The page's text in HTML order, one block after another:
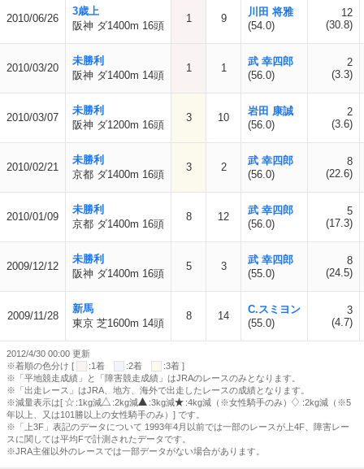
2010/06/26
3歳上
阪神 ダ1400m 16頭
1 9
川田 将雅
(54.0)
12
(30.8)
2010/03/20
未勝利
阪神 ダ1400m 14頭
1 1
武 幸四郎
(56.0)
2
(3.3)
2010/03/07
未勝利
阪神 ダ1200m 16頭
3 10
岩田 康誠
(56.0)
2
(3.6)
2010/02/21
未勝利
京都 ダ1400m 16頭
3 2
武 幸四郎
(56.0)
8
(22.6)
2010/01/09
未勝利
京都 ダ1400m 16頭
8 12
武 幸四郎
(56.0)
5
(17.3)
2009/12/12
未勝利
阪神 ダ1400m 16頭
5 3
武 幸四郎
(55.0)
8
(24.5)
2009/11/28
新馬
東京 芝1600m 14頭
8 14
C.スミヨン
(55.0)
3
(4.7)
2012/4/30 00:00 更新
※着順の色分け [
:1着 :2着
:3着 ]
※「平地競走成績」と「障害競走成績」はJRAのレースのみとなります。
※「出走レース」はJRA、地方、海外で出走したレースの成績となります。
※減量表示は[
:1kg減 :2kg減 :3kg減 :4kg減（※女性騎手のみ）
:2kg減（※5
年以上、又は101勝以上の女性騎手のみ）] です。
※「上3F」表記のデータについて 1993年4月以前では一部のレースが上4F、障害レー
スに関しては平均Fで計測されたデータです。
※JRA主催以外のレースでは一部データがない場合があります。